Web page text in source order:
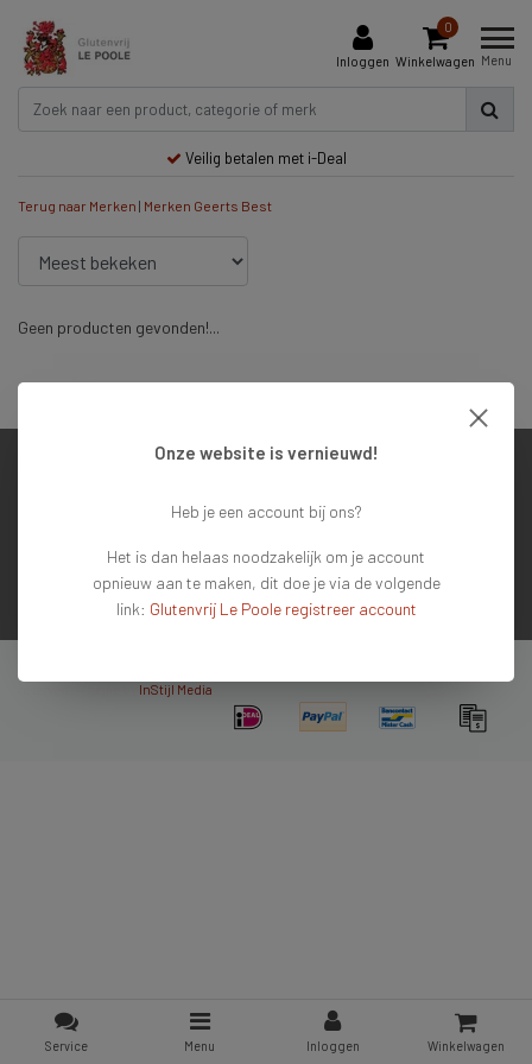
Inloggen
0
Winkelwagen Menu
Veilig betalen met i-Deal
Terug naar Merken | Merken Geerts Best
Geen producten gevonden!...
Contactgegevens
Nieuwsbrief
InStijl Media
Service Menu Inloggen Winkelwagen
Onze website is vernieuwd!
Heb je een account bij ons?
Het is dan helaas noodzakelijk om je account
opnieuw aan te maken, dit doe je via de volgende
link: Glutenvrij Le Poole registreer account